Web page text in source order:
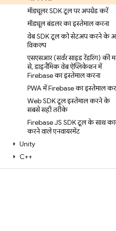
मॉड्यूलर SDK टूल पर अपग्रेड करें
मॉड्यूल बंडलर का इस्तेमाल करना
वेब SDK टूल को सेटअप करने के
विकल्प
एसएसआर (सर्वर साइड रेंडरिंग) की
से,डाइनैमिक वेब ऐप्लिकेशन में
Firebase का इस्तेमाल करना
PWA में Firebase का इस्तेमाल
Web SDK टूल इस्तेमाल करने के
सबसे सही तरीके
Firebase JS SDK टूल के साथ
करने वाले एनवायरमेंट
Unity
C++